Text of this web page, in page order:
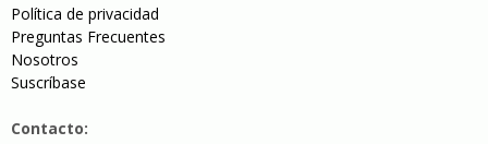
Política de privacidad
Preguntas Frecuentes
Nosotros
Suscríbase
Contacto: